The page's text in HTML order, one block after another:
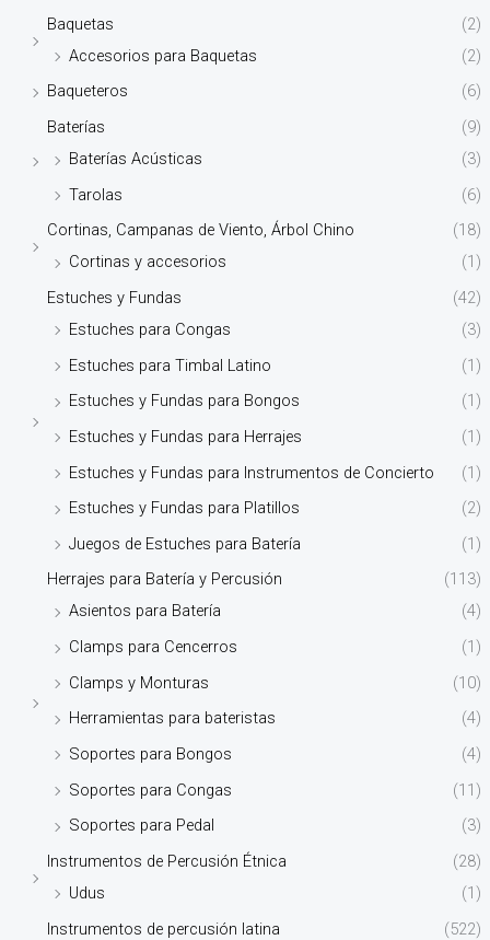
Baquetas
(2)
Accesorios para Baquetas
(2)
Baqueteros
(6)
Baterías
(9)
Baterías Acústicas
(3)
Tarolas
(6)
Cortinas, Campanas de Viento, Árbol Chino
(18)
Cortinas y accesorios
(1)
Estuches y Fundas
(42)
Estuches para Congas
(3)
Estuches para Timbal Latino
(1)
Estuches y Fundas para Bongos
(1)
Estuches y Fundas para Herrajes
(1)
Estuches y Fundas para Instrumentos de Concierto
(1)
Estuches y Fundas para Platillos
(2)
Juegos de Estuches para Batería
(1)
Herrajes para Batería y Percusión
(113)
Asientos para Batería
(4)
Clamps para Cencerros
(1)
Clamps y Monturas
(10)
Herramientas para bateristas
(4)
Soportes para Bongos
(4)
Soportes para Congas
(11)
Soportes para Pedal
(3)
Instrumentos de Percusión Étnica
(28)
Udus
(1)
Instrumentos de percusión latina
(522)